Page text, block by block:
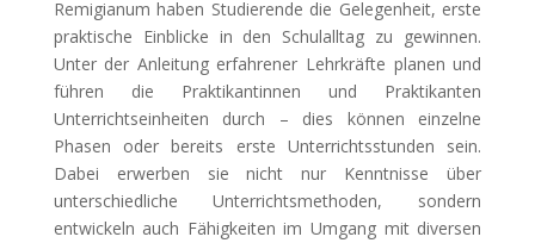
Remigianum haben Studierende die Gelegenheit, erste
praktische Einblicke in den Schulalltag zu gewinnen.
Unter der Anleitung erfahrener Lehrkräfte planen und
führen die Praktikantinnen und Praktikanten
Unterrichtseinheiten durch – dies können einzelne
Phasen oder bereits erste Unterrichtsstunden sein.
Dabei erwerben sie nicht nur Kenntnisse über
unterschiedliche Unterrichtsmethoden, sondern
entwickeln auch Fähigkeiten im Umgang mit diversen